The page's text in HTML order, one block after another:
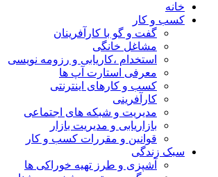
خانه
کسب و کار
گفت و گو با کارآفرینان
مشاغل خانگی
استخدام ،کاریابی و رزومه نویسی
معرفی استارت آپ ها
کسب و کارهای اینترنتی
کارآفرینی
مدیریت و شبکه های اجتماعی
بازاریابی و مدیریت بازار
قوانین و مقررات کسب و کار
سبک زندگی
آشپزی و طرز تهیه خوراکی ها